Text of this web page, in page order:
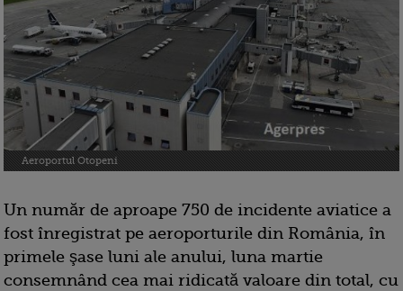
Aeroportul Otopeni
Un număr de aproape 750 de incidente aviatice a
fost înregistrat pe aeroporturile din România, în
primele şase luni ale anului, luna martie
consemnând cea mai ridicată valoare din total, cu